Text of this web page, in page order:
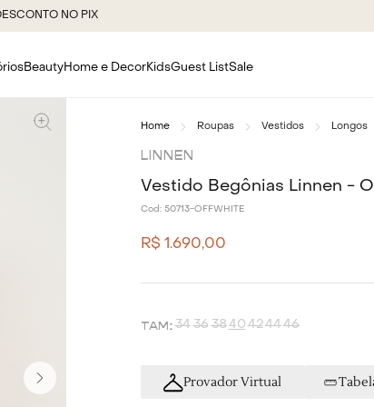
BeautyHome e DecorKidsGuest ListSale
Roupas Vestidos Longos
LINNEN
Vestido Begônias Linnen -
Cod: 50713-OFFWHITE
R$ 1 .690,00
34 36 3840424446
Provador Virtual